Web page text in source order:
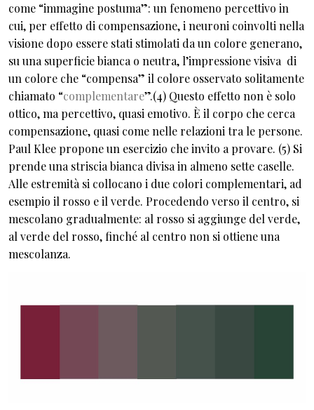
come “immagine postuma”: un fenomeno percettivo in
cui, per effetto di compensazione, i neuroni coinvolti nella
visione dopo essere stati stimolati da un colore generano,
su una superficie bianca o neutra, l’impressione visiva di
un colore che “compensa” il colore osservato solitamente
chiamato “complementare”.(4) Questo effetto non è solo
ottico, ma percettivo, quasi emotivo. È il corpo che cerca
compensazione, quasi come nelle relazioni tra le persone.
Paul Klee propone un esercizio che invito a provare. (5) Si
prende una striscia bianca divisa in almeno sette caselle.
Alle estremità si collocano i due colori complementari, ad
esempio il rosso e il verde. Procedendo verso il centro, si
mescolano gradualmente: al rosso si aggiunge del verde,
al verde del rosso, finché al centro non si ottiene una
mescolanza.